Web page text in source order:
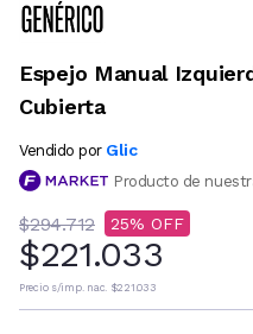
Espejo Manual
Cubierta
Vendido por Glic
Producto de
$294.712 25
$221.033
Precio s/imp. nac. $221.033